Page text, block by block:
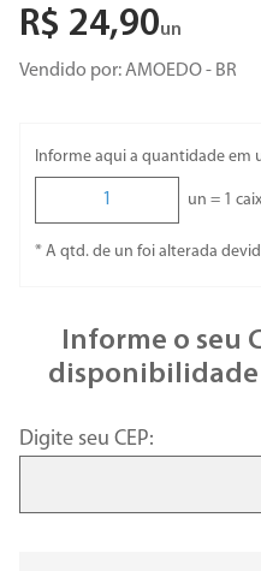
R$ 24,90un
Vendido por:AMOEDO - BR
Informe aqui a quantidade em
un = 1
* A qtd. de un foi alterada
Informe o seu
disponibilidade
Digite seu CEP: